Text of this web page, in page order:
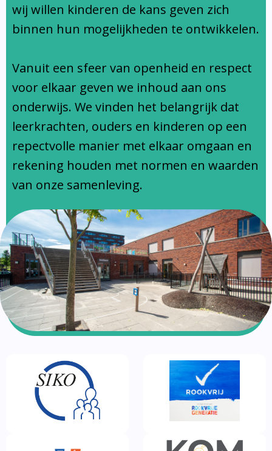
Ondersteuningsprofiel
wij willen kinderen de kans geven zich
binnen hun mogelijkheden te ontwikkelen.
Vanuit een sfeer van openheid en respect
voor elkaar geven we inhoud aan ons
onderwijs. We vinden het belangrijk dat
leerkrachten, ouders en kinderen op een
repectvolle manier met elkaar omgaan en
rekening houden met normen en waarden
van onze samenleving.